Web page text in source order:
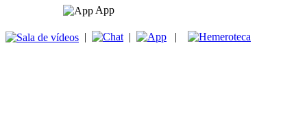
App
| | |